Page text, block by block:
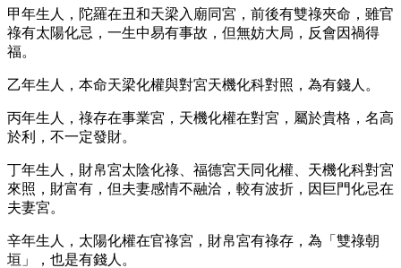
甲年生人，陀羅在丑和天梁入廟同宮，前後有雙祿夾命，雖官
祿有太陽化忌，一生中易有事故，但無妨大局，反會因禍得
福。
乙年生人，本命天梁化權與對宮天機化科對照，為有錢人。
丙年生人，祿存在事業宮，天機化權在對宮，屬於貴格，名高
於利，不一定發財。
丁年生人，財帛宮太陰化祿、福德宮天同化權、天機化科對宮
來照，財富有，但夫妻感情不融洽，較有波折，因巨門化忌在
夫妻宮。
辛年生人，太陽化權在官祿宮，財帛宮有祿存，為「雙祿朝
垣」，也是有錢人。